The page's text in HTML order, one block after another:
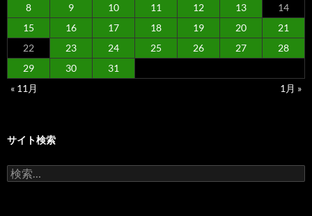
8
9 10 11 12 13
14
15
16 17 18 19 20
21
22
23 24 25 26 27
28
29
30
31
« 11月
1月 »
サイト検索
検
索: